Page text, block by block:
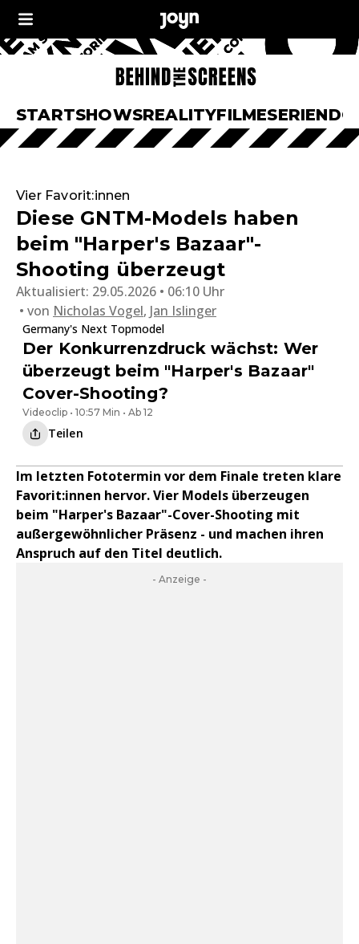
STARTSHOWSREALITYFILMESERIEN
Vier Favorit:innen
Diese GNTM-Models haben
beim "Harper's Bazaar"-
Shooting überzeugt
Aktualisiert: 29.05.2026 • 06:10 Uhr
von Nicholas Vogel, Jan Islinger
Germany's Next Topmodel
Der Konkurrenzdruck wächst: Wer
überzeugt beim "Harper's Bazaar"
Cover-Shooting?
Videoclip • 10:57 Min • Ab 12
Teilen
Im letzten Fototermin vor dem Finale treten klare
Favorit:innen hervor. Vier Models überzeugen
beim "Harper's Bazaar"-Cover-Shooting mit
außergewöhnlicher Präsenz - und machen ihren
Anspruch auf den Titel deutlich.
- Anzeige -